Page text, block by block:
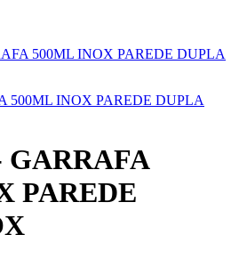
500ML INOX PAREDE DUPLA
PAREDE